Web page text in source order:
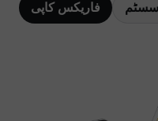
فاریکس کاپی
سسٹم